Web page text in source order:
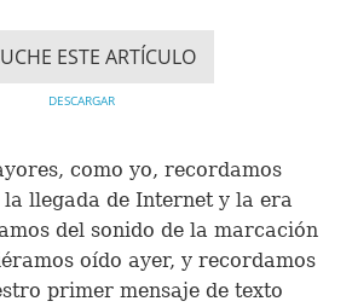
ESTE ARTÍCULO
DESCARGAR
como yo, recordamos
llegada de Internet y la era
del sonido de la marcación
oído ayer, y recordamos
primer mensaje de texto